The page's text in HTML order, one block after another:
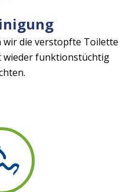
wir die verstopfte Toilette
funktionstüchtig